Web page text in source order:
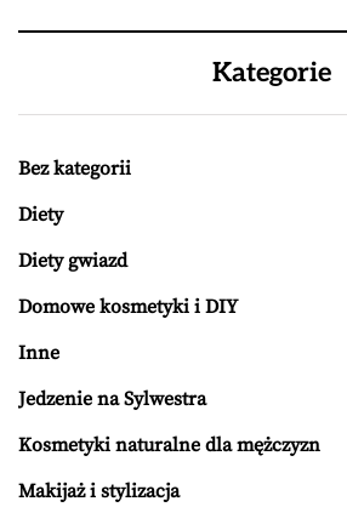
Kategorie
Bez kategorii
Diety
Diety gwiazd
Domowe kosmetyki i DIY
Inne
Jedzenie na Sylwestra
Kosmetyki naturalne dla mężczyzn
Makijaż i stylizacja